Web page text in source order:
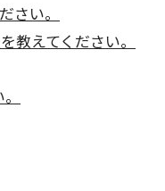
さい。
教えてください。